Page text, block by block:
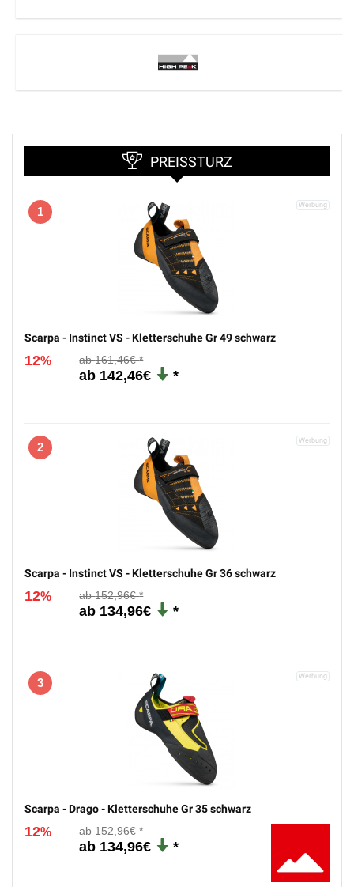
PREISSTURZ
1
Scarpa - Instinct VS - Kletterschuhe Gr 49 schwarz
12% 161,46€
142,46€
2
Scarpa - Instinct VS - Kletterschuhe Gr 36 schwarz
12% 152,96€
134,96€
3
Scarpa - Drago - Kletterschuhe Gr 35 schwarz
12% 152,96€
134,96€